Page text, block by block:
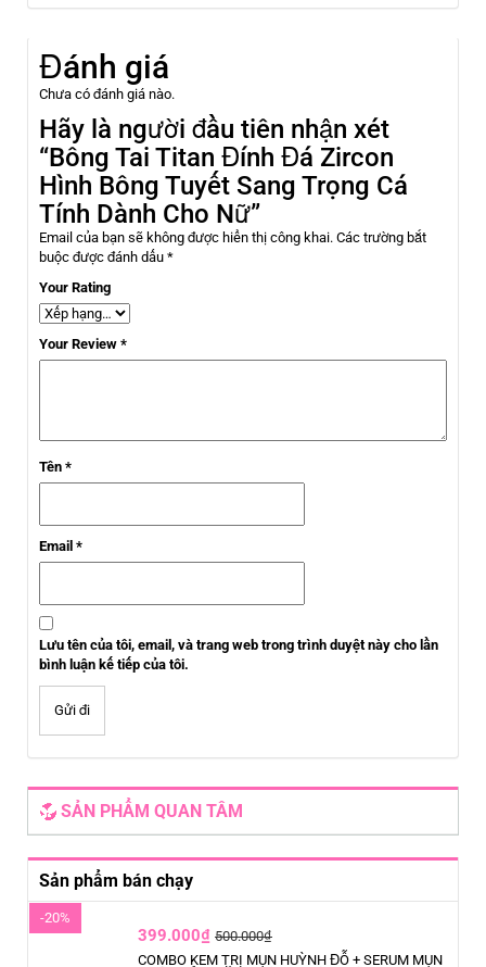
Đánh giá
Chưa có đánh giá nào.
Hãy là người đầu tiên nhận xét
“Bông Tai Titan Đính Đá Zircon
Hình Bông Tuyết Sang Trọng Cá
Tính Dành Cho Nữ”
Email của bạn sẽ không được hiển thị công khai. Các trường bắt
buộc được đánh dấu *
Your Rating
Your Review *
Tên *
Email *
Lưu tên của tôi, email, và trang web trong trình duyệt này cho lần
bình luận kế tiếp của tôi.
SẢN PHẨM QUAN TÂM
Sản phẩm bán chạy
-20%
399.000₫ 500.000₫
COMBO KEM TRỊ MỤN HUỲNH ĐỖ + SERUM MỤN